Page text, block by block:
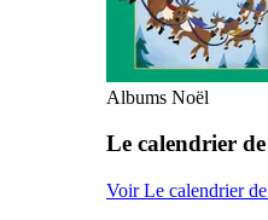
Albums Noël
Le calendrier
Voir Le calendrier